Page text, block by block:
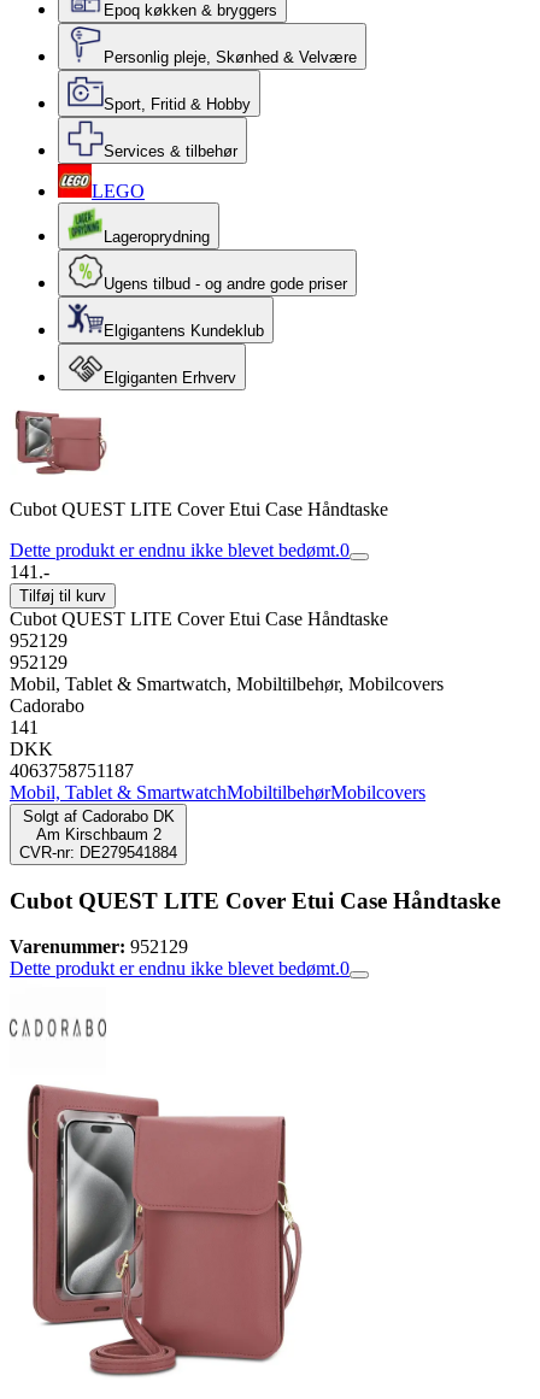
Epoq køkken & bryggers
Personlig pleje, Skønhed & Velvære
Sport, Fritid & Hobby
Services & tilbehør
LEGO
Lageroprydning
Ugens tilbud - og andre gode priser
Elgigantens Kundeklub
Elgiganten Erhverv
Cubot QUEST LITE Cover Etui Case Håndtaske
Dette produkt er endnu ikke blevet bedømt.0
141.-
Tilføj til kurv
Cubot QUEST LITE Cover Etui Case Håndtaske
952129
952129
Mobil, Tablet & Smartwatch, Mobiltilbehør, Mobilcovers
Cadorabo
141
DKK
4063758751187
Mobil, Tablet & SmartwatchMobiltilbehørMobilcovers
Solgt af Cadorabo DK
Am Kirschbaum 2
CVR-nr: DE279541884
Cubot QUEST LITE Cover Etui Case Håndtaske
Varenummer: 952129
Dette produkt er endnu ikke blevet bedømt.0